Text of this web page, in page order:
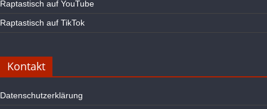
Raptastisch auf YouTube
Raptastisch auf TikTok
Kontakt
Datenschutzerklärung